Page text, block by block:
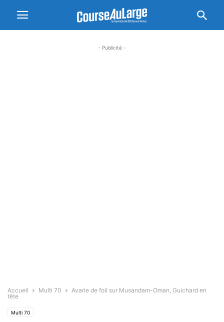
- Publicité -
Accueil Multi 70
Avarie de foil sur Musandam-Oman, Guichard en
tête
Multi 70